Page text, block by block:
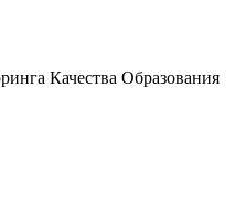
Качества Образования